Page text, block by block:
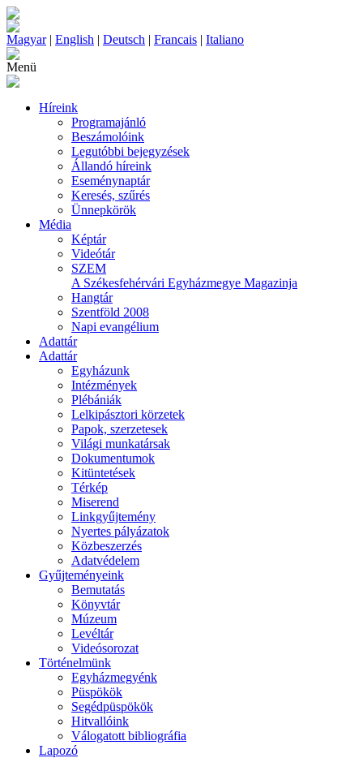
Magyar| English | Deutsch | Francais | Italiano
Menü
Híreink
Programajánló
Beszámolóink
Legutóbbi bejegyzések
Állandó híreink
Eseménynaptár
Keresés, szűrés
Ünnepkörök
Média
Képtár
Videótár
SZEM
A Székesfehérvári Egyházmegye Magazinja
Hangtár
Szentföld 2008
Napi evangélium
Adattár
Adattár
Egyházunk
Intézmények
Plébániák
Lelkipásztori körzetek
Papok, szerzetesek
Világi munkatársak
Dokumentumok
Kitüntetések
Térkép
Miserend
Linkgyűjtemény
Nyertes pályázatok
Közbeszerzés
Adatvédelem
Gyűjteményeink
Bemutatás
Könyvtár
Múzeum
Levéltár
Videósorozat
Történelmünk
Egyházmegyénk
Püspökök
Segédpüspökök
Hitvallóink
Válogatott bibliográfia
Lapozó